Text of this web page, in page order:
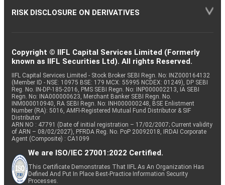
RISK DISCLOSURE ON DERIVATIVES
Copyright © IIFL Capital Services Limited (Formerly
known as IIFL Securities Ltd). All rights Reserved.
IIFL Capital Services Limited - Stock Broker SEBI Regn. No: INZ000164132
(Member ID - NSE: 10975 BSE: 179 MCX: 55995 NCDEX: 01249), DP SEBI
Reg. No. IN-DP-185-2016, PMS SEBI Regn. No: INP000002213, IA SEBI
Regn. No: INA000000623, Merchant Banker SEBI Regn. No.
INM000010940, RA SEBI Regn. No: INH000000248, BSE Enlistment
Number (RA): 5016, AMFI-Registered Mutual Fund Distributor & SIF
Distributor
ARN NO : 47791 (Date of initial registration – 17/02/2007; Current validity
of ARN – 08/02/2027), PFRDA Reg. No. PoP 20092018, IRDAI Corporate
Agent (Composite) : CA1099
We are ISO/IEC 27001:2022 Certified.
This Certificate Demonstrates That IIFL As An Organization Has
Defined And Put In Place Best-Practice Information Security
Processes.